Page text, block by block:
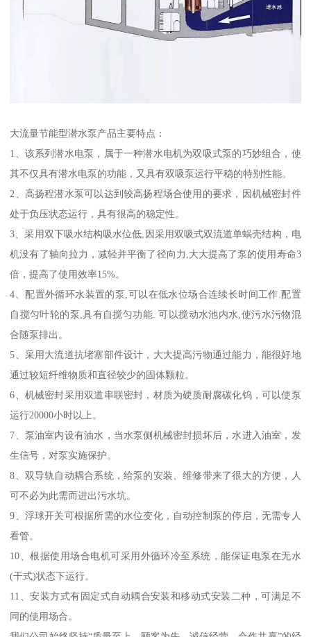
大流量节能型潜水泵产品主要特点：
1、该系列潜水电泵，属于一种潜水电机为双吸式泵的巧妙组合，使
其不仅具有潜水电泵的功能，又具有双吸泵运行平稳的特别性能。
2、高扬程潜水泵可以达到较高扬程场合使用的要求，因机械密封件
处于负压状态运行，具有很高的稳定性。
3、采用双下吸水结构吸水位低,因采用双吸式双流道单蜗壳结构，电
机没有了轴向拉力，减轻并平衡了径向力,大大提高了泵的使用寿命3
倍，提高了使用效率15%。
4、配置外循环水装置的泵,可以在低水位场合连续长时间工作.配置
自搅匀叶轮的泵,具有自搅匀功能. 可以搅动水池内水,使污水污物混
合随泵排出。
5、采用大流道抗堵塞部件设计，大大提高污物通过能力，能很好地
通过较短纤维物质和直径较少的固体颗粒。
6、机械密封采用双道串联密封，材质为硬质耐腐碳化钨，可以使泵
运行20000小时以上。
7、泵油室内设有油水，当水泵侧机械密封损坏后，水进入油室，发
生信号，对泵实施保护。
8、双导轨自动耦合系统，给泵的安装、维修带来了很大的方便，人
可不必为此需而进出污水坑。
9、浮球开关可根据所需的水位变化，自动控制泵的停启，无需专人
看管。
10、根据使用场合电机可采用外循环冷至系统，能保证电泵在无水
(干式)状态下运行。
11、安装方式有固定式自动耦合安装和移动式安装二种，可满足不
同的使用场合。